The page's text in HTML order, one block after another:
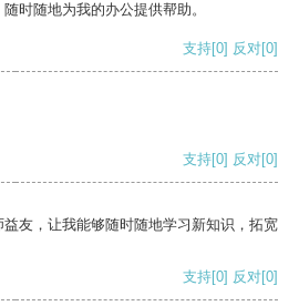
时随地为我的办公提供帮助。
支持[0] 反对[0]
支持[0] 反对[0]
友，让我能够随时随地学习新知识，拓宽
支持[0] 反对[0]